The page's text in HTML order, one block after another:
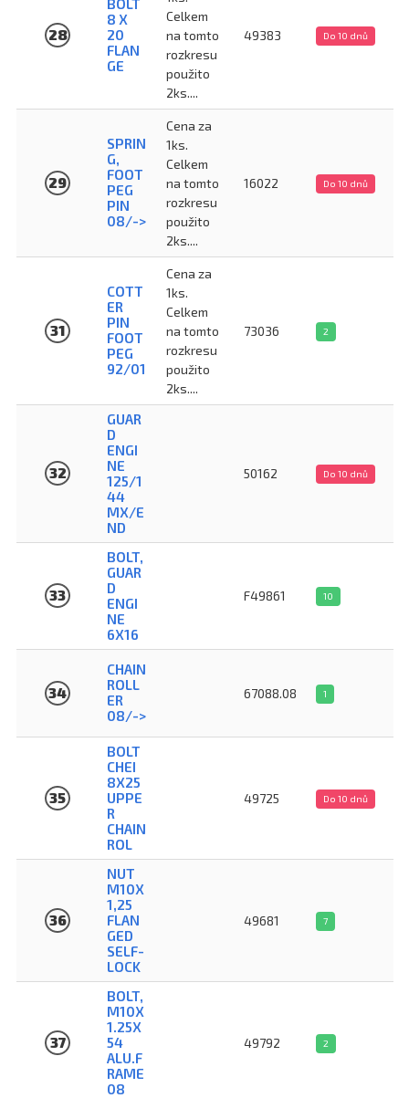
28
BOLT
8 X
20
FLAN
GE
Celkem
na tomto
rozkresu
použito
2ks....
49383 Do 10 dnů
29
SPRIN
G,
FOOT
PEG
PIN
08/->
Cena za
1ks.
Celkem
na tomto
rozkresu
použito
2ks....
16022 Do 10 dnů
31
COTT
ER
PIN
FOOT
PEG
92/01
Cena za
1ks.
Celkem
na tomto
rozkresu
použito
2ks....
73036 2
32
GUAR
D
ENGI
NE
125/1
44
MX/E
ND
50162 Do 10 dnů
33
BOLT,
GUAR
D
ENGI
NE
6X16
F49861 10
34
CHAIN
ROLL
ER
08/->
67088.08 1
35
BOLT
CHEI
8X25
UPPE
R
CHAIN
ROL
49725 Do 10 dnů
36
NUT
M10X
1,25
FLAN
GED
SELF-
LOCK
49681 7
37
BOLT,
M10X
1.25X
54
ALU.F
RAME
08
49792 2